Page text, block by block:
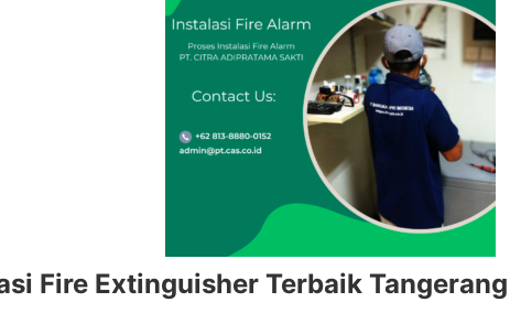
Fire Extinguisher Terbaik Tangerang